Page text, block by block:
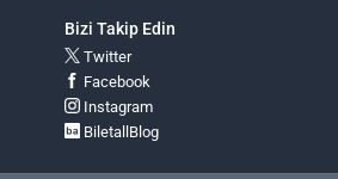
Bizi Takip Edin
Twitter
Facebook
Instagram
BiletallBlog